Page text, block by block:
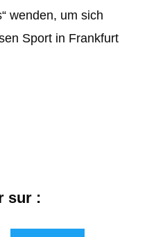
wenden, um sich
Sport in Frankfurt
sur :